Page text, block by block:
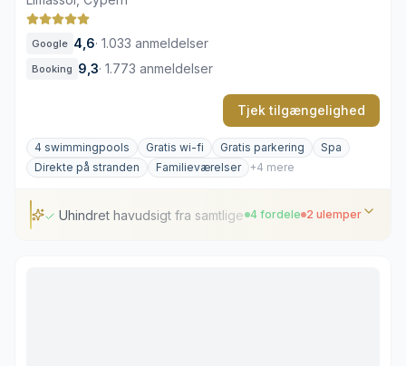
Google 4,6· 1.033 anmeldelser
Booking 9,3· 1.773 anmeldelser
Tjek tilgængelighed
4 swimmingpools Gratis wi-fi Gratis parkering
Spa
Direkte på stranden
Familieværelser +4 mere
Uhindret havudsigt fra samtlige værelser
4 fordele 2 ulemper